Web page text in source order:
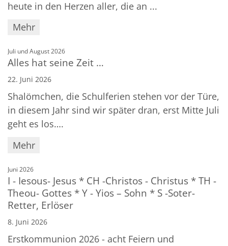
heute in den Herzen aller, die an ...
Mehr
Juli und August 2026:
Alles hat seine Zeit …
22. Juni 2026
Shalömchen, die Schulferien stehen vor der Türe,
in diesem Jahr sind wir später dran, erst Mitte Juli
geht es los….
Mehr
Juni 2026:
I - Iesous- Jesus * CH -Christos - Christus * TH -
Theou- Gottes * Y - Yios – Sohn * S -Soter-
Retter, Erlöser
8. Juni 2026
Erstkommunion 2026 - acht Feiern und